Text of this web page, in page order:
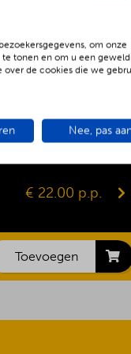
€ 22.00 p.p.
Toevoegen
om onze
tonen en om u een
de cookies die we
Nee, pas